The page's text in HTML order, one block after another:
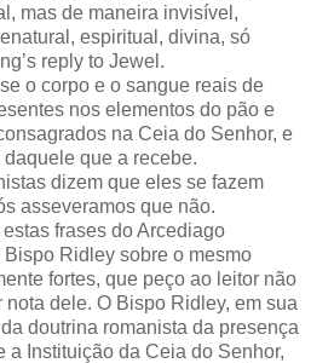
mas de maneira invisível,
espiritual, divina, só
reply to Jewel.
o corpo e o sangue reais de
nos elementos do pão e
na Ceia do Senhor, e
que a recebe.
dizem que eles se fazem
asseveramos que não.
frases do Arcediago
Ridley sobre o mesmo
fortes, que peço ao leitor não
dele. O Bispo Ridley, em sua
doutrina romanista da presença
a Instituição da Ceia do Senhor,